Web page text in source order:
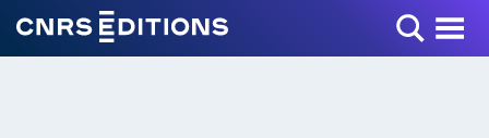
Toggle Menu